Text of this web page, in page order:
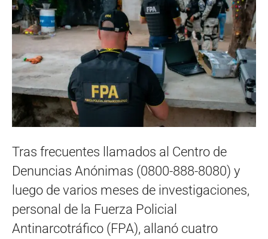
Tras frecuentes llamados al Centro de
Denuncias Anónimas (0800-888-8080) y
luego de varios meses de investigaciones,
personal de la Fuerza Policial
Antinarcotráfico (FPA), allanó cuatro